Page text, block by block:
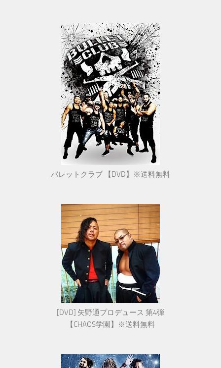
バレットクラブ 【DVD】※送料無料
[DVD] 矢野通プロデュース 第4弾
【CHAOS学園】※送料無料